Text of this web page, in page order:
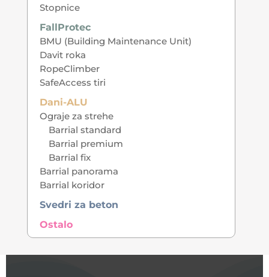
Stopnice
FallProtec
BMU (Building Maintenance Unit)
Davit roka
RopeClimber
SafeAccess tiri
Dani-ALU
Ograje za strehe
Barrial standard
Barrial premium
Barrial fix
Barrial panorama
Barrial koridor
Svedri za beton
Ostalo